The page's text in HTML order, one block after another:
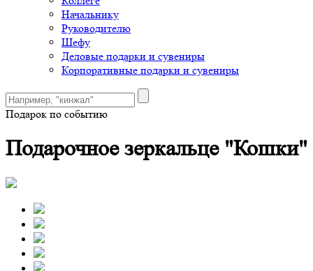
Начальнику
Руководителю
Шефу
Деловые подарки и сувениры
Корпоративные подарки и сувениры
Подарок по событию
Подарочное зеркальце "Кошки"